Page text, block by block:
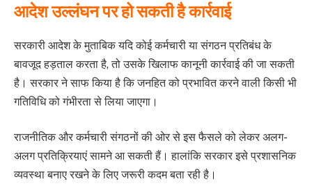
आदेश उल्लंघन पर हो सकती है कार्रवाई
सरकारी आदेश के मुताबिक यदि कोई कर्मचारी या संगठन प्रतिबंध के
बावजूद हड़ताल करता है, तो उसके खिलाफ कानूनी कार्रवाई की जा सकती
है। सरकार ने साफ किया है कि जनहित को प्रभावित करने वाली किसी भी
गतिविधि को गंभीरता से लिया जाएगा।
राजनीतिक और कर्मचारी संगठनों की ओर से इस फैसले को लेकर अलग-
अलग प्रतिक्रियाएं सामने आ सकती हैं। हालांकि सरकार इसे प्रशासनिक
व्यवस्था बनाए रखने के लिए जरूरी कदम बता रही है।